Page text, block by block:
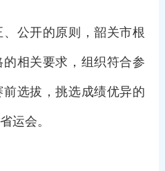
公开的原则，韶关市根
相关要求，组织符合参
选拔，挑选成绩优异的
运会。